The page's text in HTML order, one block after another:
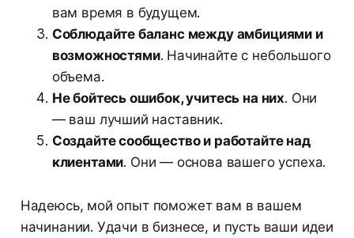
вам время в будущем.
Соблюдайте баланс между амбициями и
возможностями. Начинайте с небольшого
объема.
Не бойтесь ошибок, учитесь на них. Они
— ваш лучший наставник.
Создайте сообщество и работайте над
клиентами. Они — основа вашего успеха.
Надеюсь, мой опыт поможет вам в вашем
начинании. Удачи в бизнесе, и пусть ваши идеи